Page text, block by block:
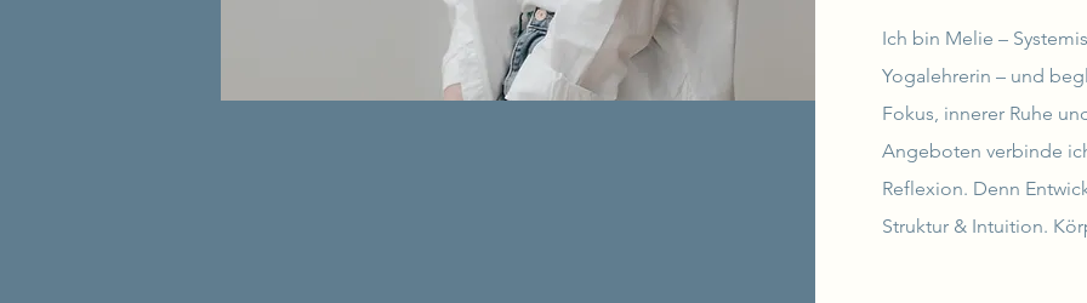
Ich bin Melie –
Yogalehrerin – und
Fokus, innerer Ruhe
Angeboten verbinde
Reflexion. Denn
Struktur & Intuition.